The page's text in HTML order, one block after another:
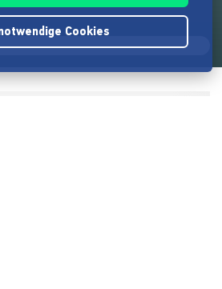
Cookies